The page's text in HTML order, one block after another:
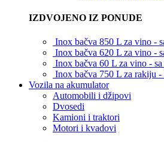
IZDVOJENO IZ PONUDE
Inox bačva 850 L za vino -
Inox bačva 620 L za vino -
Inox bačva 60 L za vino -
Inox bačva 750 L za rakiju -
Vozila na akumulator
Automobili i džipovi
Dvosedi
Kamioni i traktori
Motori i kvadovi